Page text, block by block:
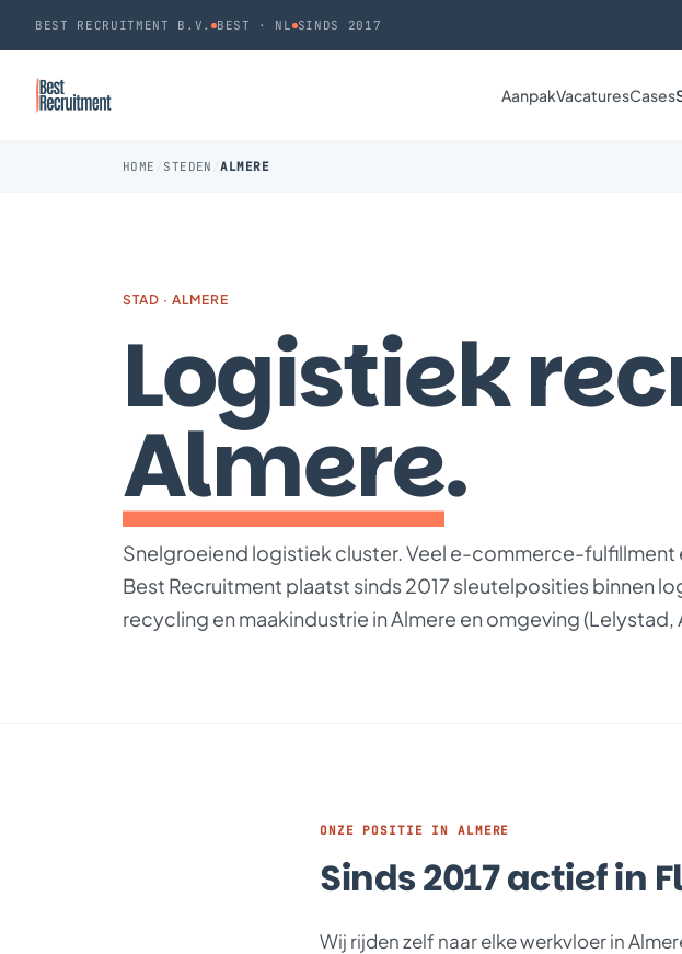
BEST RECRUITMENT B.V. BEST · NL SINDS 2017
AanpakVacaturesCases
HOME STEDEN /ALMERE
STAD · ALMERE
Logistiek
Almere.
Snelgroeiend logistiek cluster. Veel e-commerce-
Best Recruitment plaatst sinds 2017 sleutelposities binnen
recycling en maakindustrie in Almere en omgeving (Lelystad,
ONZE POSITIE IN ALMERE
Sinds 2017 actief in
Wij rijden zelf naar elke werkvloer in